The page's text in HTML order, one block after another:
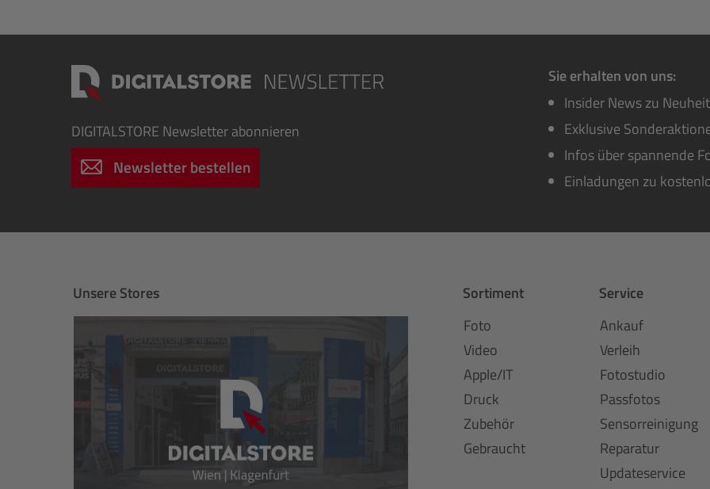
DIGITALSTORE Newsletter abonnieren
Newsletter bestellen
Sie erhalten von uns:
Insider News zu
Exklusive
Infos über spannende
Einladungen zu
Unsere Stores
Sortiment
Foto
Video
Apple/IT
Druck
Zubehör
Gebraucht
Service
Ankauf
Verleih
Fotostudio
Passfotos
Sensorreinigung
Reparatur
Updateservice